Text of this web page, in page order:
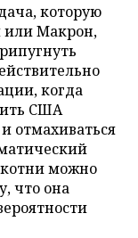
которую
или Макрон,
когда
США
отмахиваться
можно
что она